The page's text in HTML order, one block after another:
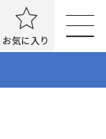
お気に入り